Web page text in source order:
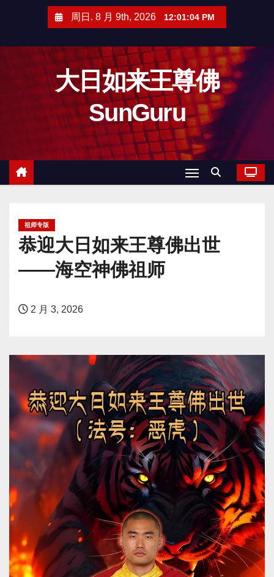
周日. 8 月 9th, 2026 12:01:05 PM
大日如来王尊佛
SunGuru
祖师专版
恭迎大日如来王尊佛出世
——海空神佛祖师
2 月 3, 2026